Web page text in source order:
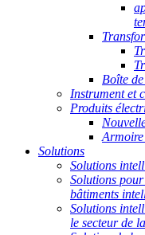
Boîte
Instrument et
Produits
Armoire
Solutions
Solutions
Solutions
bâtiments
Solutions
le secteur de